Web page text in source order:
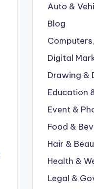
Auto &
Blog
Digital
Drawing &
Education
Event &
Food &
Hair &
Health &
Legal &